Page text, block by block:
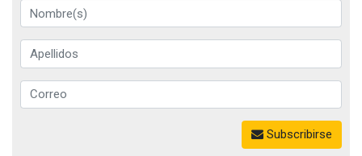
Subscribirse